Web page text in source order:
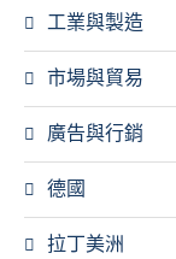
工業與製造
市場與貿易
廣告與行銷
德國
拉丁美洲